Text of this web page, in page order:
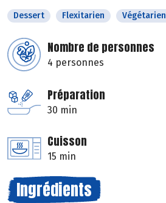
Dessert Flexitarien Végétarien
Nombre de personnes
4 personnes
Préparation
30 min
Cuisson
15 min
Ingrédients